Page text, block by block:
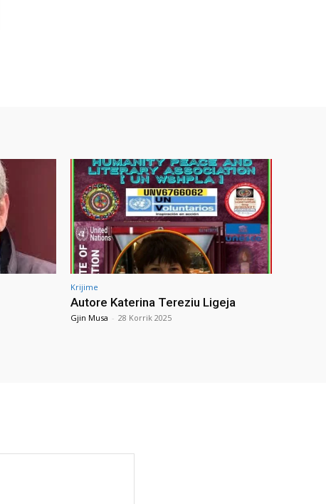
Krijime
Autore Katerina Tereziu Ligeja
Gjin Musa - 28 Korrik 2025